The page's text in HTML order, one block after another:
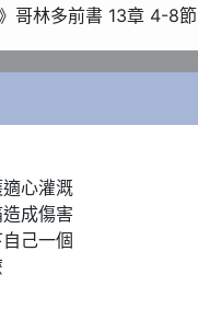
哥林多前書 13章 4-8節
心灌溉
成傷害
己一個